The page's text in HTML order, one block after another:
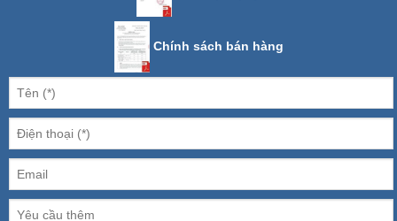
Chính sách bán hàng